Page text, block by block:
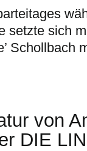
setzte sich
Schollbach
von
DIE